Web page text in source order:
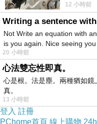
以下是 柏林81青年
的介紹 如果也跟我
PS.若您家裡有0~4
費《迪士尼美語世界
↓↓↓限量特優價格按
在阿炮電
12 小時前
Writing a sentence
Not Write an equation with
is you again. Nice seeing you
20 小時前
心法雙忘性即真。
心是根。法是塵。兩種猶如
真。
13 小時前
登入 註冊
PChome首頁 線上購物